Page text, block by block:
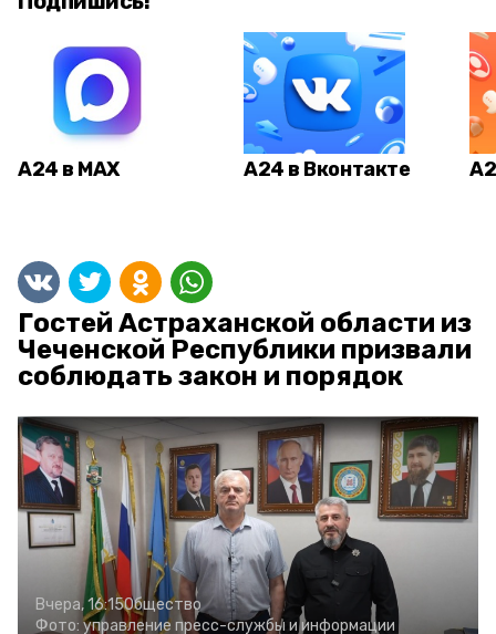
А24 в MAX А24 в Вконтакте
Гостей Астраханской области из
Чеченской Республики призвали
соблюдать закон и порядок
Вчера, 16:15Общество
Фото: управление пресс-службы и информации